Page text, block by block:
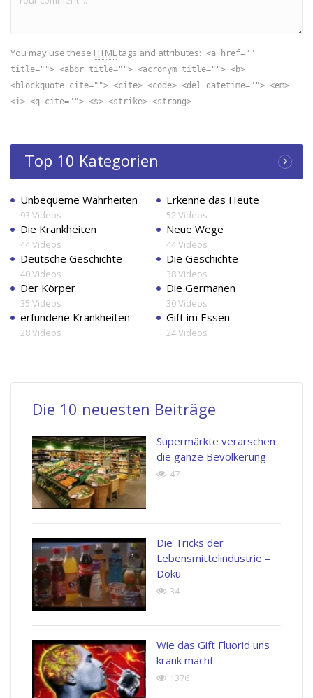
You may use these HTMLtags and attributes: <a href=""
title=""> <abbr title=""> <acronym title=""> <b>
<blockquote cite=""> <cite> <code> <del datetime=""> <em>
<i> <q cite=""> <s> <strike> <strong>
Top 10 Kategorien
Unbequeme Wahrheiten
93 Videos
Erkenne das Heute
52 Videos
Die Krankheiten
44 Videos
Neue Wege
44 Videos
Deutsche Geschichte
40 Videos
Die Geschichte
38 Videos
Der Körper
35 Videos
Die Germanen
30 Videos
erfundene Krankheiten
28 Videos
Gift im Essen
24 Videos
Die 10 neuesten Beiträge
Supermärkte verarschen
die ganze Bevölkerung
47
Die Tricks der
Lebensmittelindustrie –
Doku
34
Wie das Gift Fluorid uns
krank macht
1376